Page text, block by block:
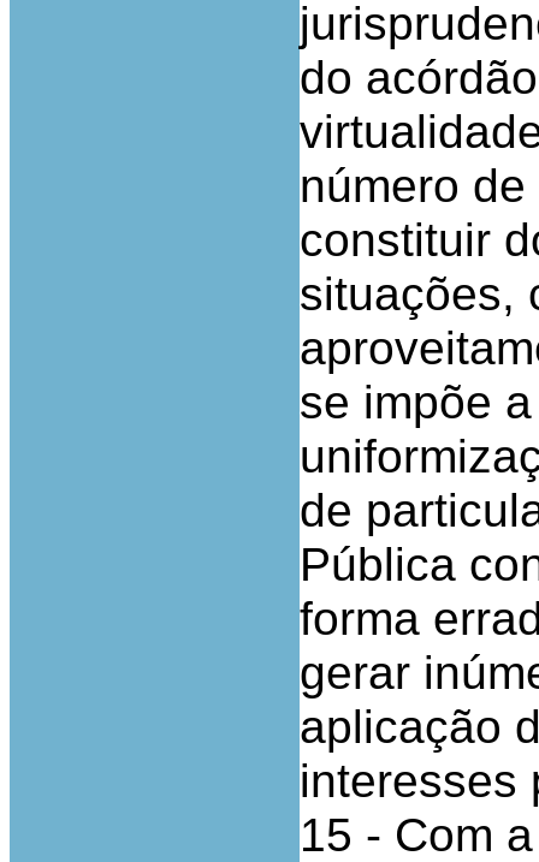
do
número
constituir
situações,
se impõe
de
Pública
forma
gerar
aplicação
interesses
15 - Com